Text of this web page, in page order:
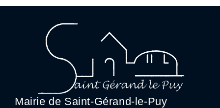
Mairie de Saint-Gérand-le-Puy